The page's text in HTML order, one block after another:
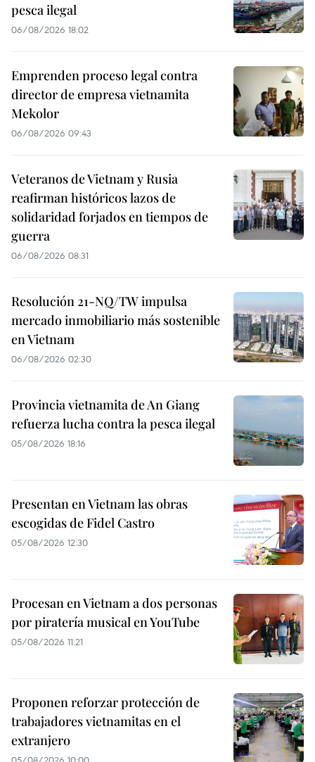
pesca ilegal
06/08/2026 18:02
Emprenden proceso legal contra
director de empresa vietnamita
Mekolor
06/08/2026 09:43
Veteranos de Vietnam y Rusia
reafirman históricos lazos de
solidaridad forjados en tiempos de
guerra
06/08/2026 08:31
Resolución 21-NQ/TW impulsa
mercado inmobiliario más sostenible
en Vietnam
06/08/2026 02:30
Provincia vietnamita de An Giang
refuerza lucha contra la pesca ilegal
05/08/2026 18:16
Presentan en Vietnam las obras
escogidas de Fidel Castro
05/08/2026 12:30
Procesan en Vietnam a dos personas
por piratería musical en YouTube
05/08/2026 11:21
Proponen reforzar protección de
trabajadores vietnamitas en el
extranjero